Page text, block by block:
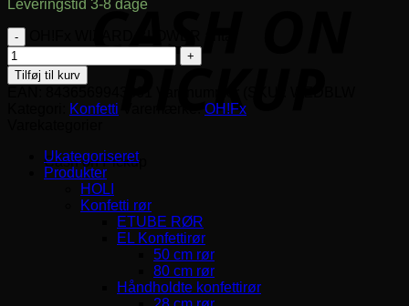
Cash on Pickup
Leveringstid 3-8 dage
Tilføj til kurv
Konfetti
OH!Fx
Ukategoriseret
Produkter
HOLI
Konfetti rør
ETUBE RØR
EL Konfettirør
50 cm rør
80 cm rør
Håndholdte konfettirør